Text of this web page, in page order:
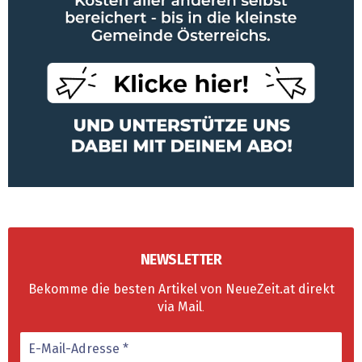
NEWSLETTER
Bekomme die besten Artikel von NeueZeit.at direkt
via Mail.